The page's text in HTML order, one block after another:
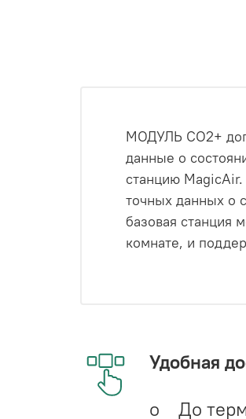
МОДУЛЬ СО2+
данные о
станцию
точных данных о
базовая станция
комнате, и
Удобная
o До